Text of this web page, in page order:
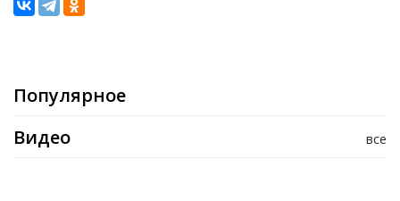
Популярное
все
Видео